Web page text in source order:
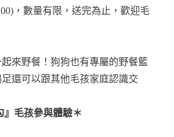
，數量有限，送完為止，歡迎毛
來野餐！狗狗也有專屬的野餐籃
還可以跟其他毛孩家庭認識交
』毛孩參與體驗＊